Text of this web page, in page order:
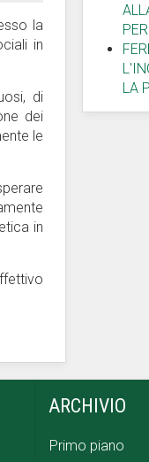
la
in
di
dei
le
in
LA
ARCHIVIO
Primo piano